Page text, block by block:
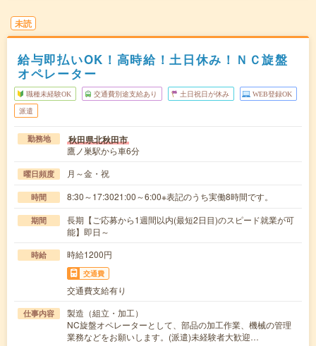
未読
給与即払いOK！高時給！土日休み！ＮＣ旋盤
オペレーター
職種未経験OK 交通費別途支給あり 土日祝日が休み WEB登録OK
派遣
勤務地 秋田県北秋田市
鷹ノ巣駅から車6分
曜日頻度 月～金・祝
時間 8:30～17:3021:00～6:00※表記のうち実働8時間です。
期間
長期【ご応募から1週間以内(最短2日目)のスピード就業が可
能】即日～
時給 時給1200円
交通費
交通費支給有り
仕事内容
製造（組立・加工）
NC旋盤オペレーターとして、部品の加工作業、機械の管理
業務などをお願いします。(派遣)未経験者大歓迎…